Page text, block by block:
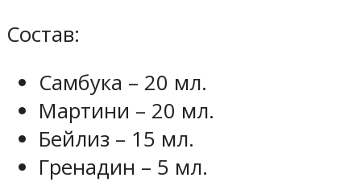
Состав:
Самбука – 20 мл.
Мартини – 20 мл.
Бейлиз – 15 мл.
Гренадин – 5 мл.